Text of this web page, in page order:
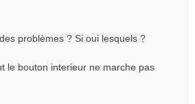
problèmes ? Si oui lesquels ?
le bouton interieur ne marche pas